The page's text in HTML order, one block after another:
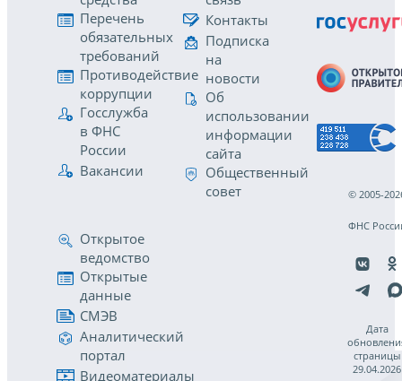
Перечень
обязательных
требований
Противодействие
коррупции
Госслужба
в ФНС
России
Вакансии
Контакты
Подписка
на
новости
Об
использовании
информации
сайта
Общественный
совет
Открытое
ведомство
Открытые
данные
СМЭВ
Аналитический
портал
Видеоматериалы
© 2005-
ФНС
Дата
страницы
29.04.2026